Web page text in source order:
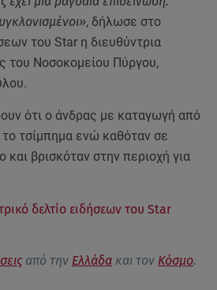
, δήλωσε στο
του Star η διευθύντρια
του Νοσοκομείου Πύργου,
ότι ο άνδρας με καταγωγή από
τσίμπημα ενώ καθόταν σε
βρισκόταν στην περιοχή για
δελτίο ειδήσεων του Star
από την Ελλάδα και τον Κόσμο.